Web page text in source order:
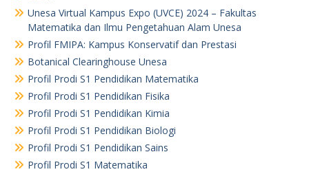
Unesa Virtual Kampus Expo (UVCE) 2024 – Fakultas
Matematika dan Ilmu Pengetahuan Alam Unesa
Profil FMIPA: Kampus Konservatif dan Prestasi
Botanical Clearinghouse Unesa
Profil Prodi S1 Pendidikan Matematika
Profil Prodi S1 Pendidikan Fisika
Profil Prodi S1 Pendidikan Kimia
Profil Prodi S1 Pendidikan Biologi
Profil Prodi S1 Pendidikan Sains
Profil Prodi S1 Matematika